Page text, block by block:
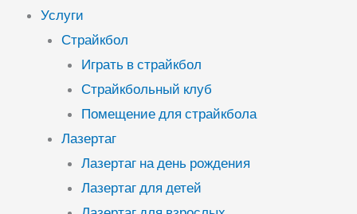
Услуги
Страйкбол
Играть в страйкбол
Страйкбольный клуб
Помещение для страйкбола
Лазертаг
Лазертаг на день рождения
Лазертаг для детей